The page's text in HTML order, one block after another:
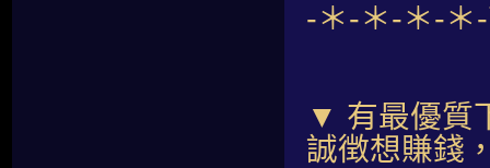
-＊-＊-＊-＊
▼ 有最優質
誠徴想賺錢